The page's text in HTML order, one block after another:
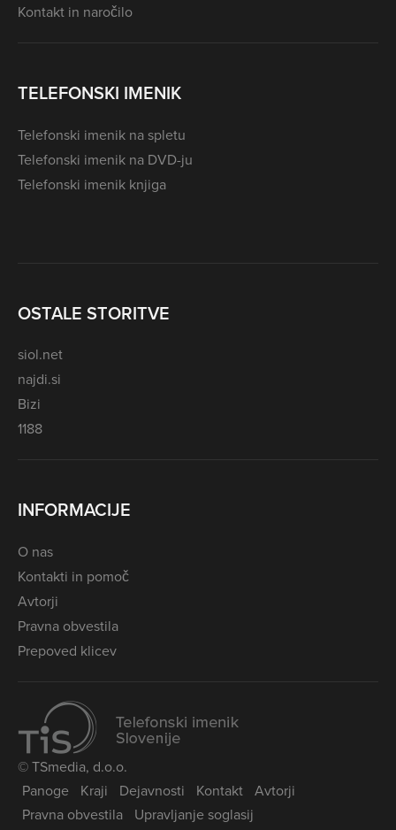
Kontakt in naročilo
TELEFONSKI IMENIK
Telefonski imenik na spletu
Telefonski imenik na DVD-ju
Telefonski imenik knjiga
OSTALE STORITVE
siol.net
najdi.si
Bizi
1188
INFORMACIJE
O nas
Kontakti in pomoč
Avtorji
Pravna obvestila
Prepoved klicev
© TSmedia, d.o.o.
Panoge
Kraji Dejavnosti Kontakt Avtorji
Pravna obvestila
Upravljanje soglasij